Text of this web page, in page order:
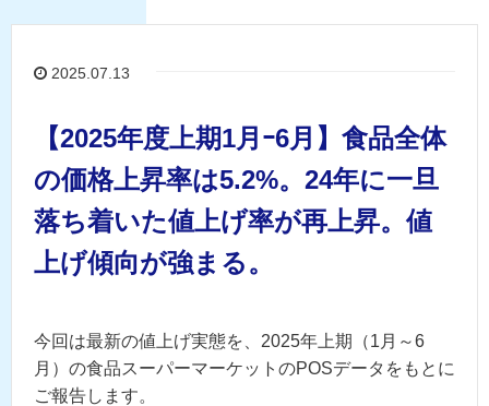
2025.07.13
【2025年度上期1月ｰ6月】食品全体
の価格上昇率は5.2%。24年に一旦
落ち着いた値上げ率が再上昇。値
上げ傾向が強まる。
今回は最新の値上げ実態を、2025年上期（1月～6
月）の食品スーパーマーケットのPOSデータをもとに
ご報告します。